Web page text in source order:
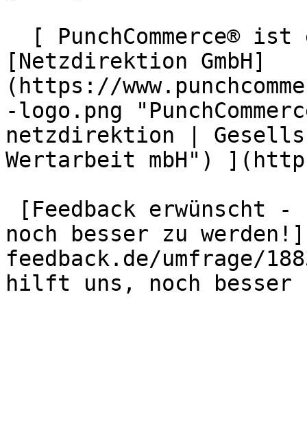
[Netzdirektion GmbH]
(https://
-logo.png
netzdirektion |
Wertarbeit mbH")
noch besser zu
feedback.de/umfrage/